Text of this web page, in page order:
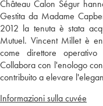
Château Calon Ségur
Gestita da Madame
2012 la tenuta è stata
Mutuel. Vincent Millet è
come direttore
Collabora con l'enologo
contribuito a elevare
Informazioni sulla cuvée